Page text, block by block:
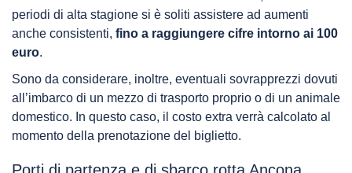
periodi di alta stagione si è soliti assistere ad aumenti
anche consistenti, fino a raggiungere cifre intorno ai 100
euro.
Sono da considerare, inoltre, eventuali sovrapprezzi dovuti
all’imbarco di un mezzo di trasporto proprio o di un animale
domestico. In questo caso, il costo extra verrà calcolato al
momento della prenotazione del biglietto.